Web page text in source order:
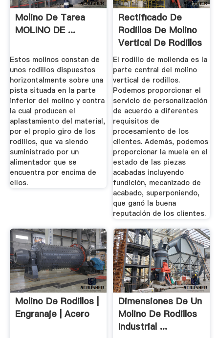
Molino De Tarea
MOLINO DE ...
Estos molinos constan de
unos rodillos dispuestos
horizontalmente sobre una
pista situada en la parte
inferior del molino y contra
la cual producen el
aplastamiento del material,
por el propio giro de los
rodillos, que va siendo
suministrado por un
alimentador que se
encuentra por encima de
ellos.
Rectificado De
Rodillos De Molino
Vertical De Rodillos
...
El rodillo de molienda es la
parte central del molino
vertical de rodillos.
Podemos proporcionar el
servicio de personalización
de acuerdo a diferentes
requisitos de
procesamiento de los
clientes. Además, podemos
proporcionar la muela en el
estado de las piezas
acabadas incluyendo
fundición, mecanizado de
acabado, superponiendo,
que ganó la buena
reputación de los clientes.
Molino De Rodillos |
Engranaje | Acero
Dimensiones De Un
Molino De Rodillos
Industrial ...